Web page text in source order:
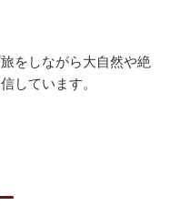
をしながら大自然や絶
しています。